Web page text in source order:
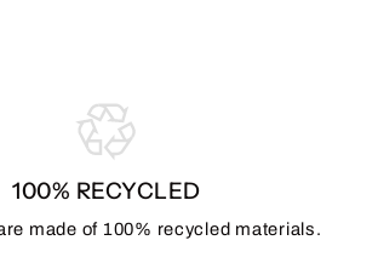
100% RECYCLED
made of 100% recycled materials.